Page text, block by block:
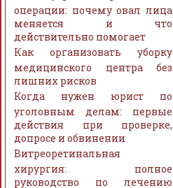
операции: почему овал лица
меняется и что
действительно помогает
Как организовать уборку
медицинского центра без
лишних рисков
Когда нужен юрист по
уголовным делам: первые
действия при проверке,
допросе и обвинении
Витреоретинальная
хирургия: полное
руководство по лечению